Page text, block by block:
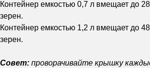
Контейнер емкостью 0,7 л вмещает до
зерен.
Контейнер емкостью 1,2 л вмещает до
зерен.
Совет: проворачивайте крышку